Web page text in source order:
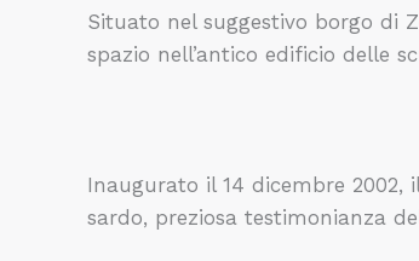
Situato nel suggestivo borgo di
spazio nell’antico edificio delle
Inaugurato il 14 dicembre 2002,
sardo, preziosa testimonianza